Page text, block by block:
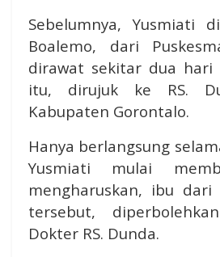
Sebelumnya, Yusmiati
Boalemo, dari
dirawat sekitar dua hari
itu, dirujuk ke RS.
Kabupaten Gorontalo.
Hanya berlangsung
Yusmiati mulai
mengharuskan, ibu
tersebut,
Dokter RS. Dunda.